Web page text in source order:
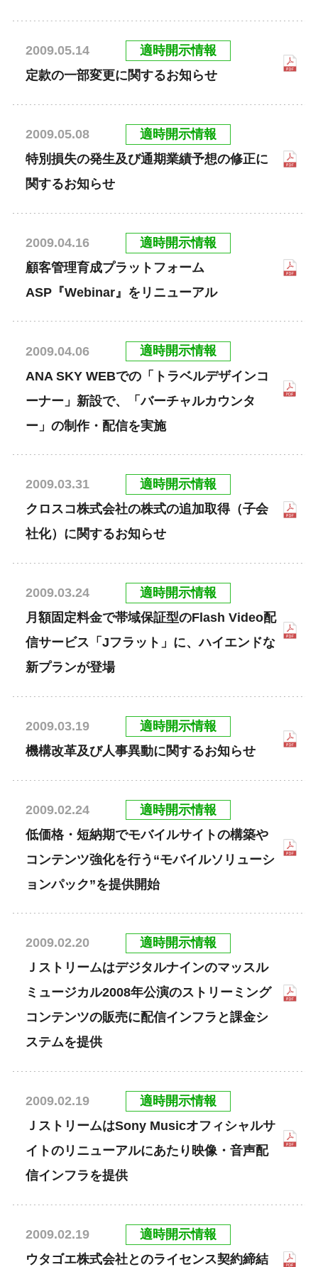
2009.05.14
適時開示情報
定款の一部変更に関するお知らせ
2009.05.08
適時開示情報
特別損失の発生及び通期業績予想の修正に
関するお知らせ
2009.04.16
適時開示情報
顧客管理育成プラットフォーム
ASP『Webinar』をリニューアル
2009.04.06
適時開示情報
ANA SKY WEBでの「トラベルデザインコ
ーナー」新設で、「バーチャルカウンタ
ー」の制作・配信を実施
2009.03.31
適時開示情報
クロスコ株式会社の株式の追加取得（子会
社化）に関するお知らせ
2009.03.24
適時開示情報
月額固定料金で帯域保証型のFlash Video配
信サービス「Jフラット」に、ハイエンドな
新プランが登場
2009.03.19
適時開示情報
機構改革及び人事異動に関するお知らせ
2009.02.24
適時開示情報
低価格・短納期でモバイルサイトの構築や
コンテンツ強化を行う“モバイルソリューシ
ョンパック”を提供開始
2009.02.20
適時開示情報
Ｊストリームはデジタルナインのマッスル
ミュージカル2008年公演のストリーミング
コンテンツの販売に配信インフラと課金シ
ステムを提供
2009.02.19
適時開示情報
ＪストリームはSony Musicオフィシャルサ
イトのリニューアルにあたり映像・音声配
信インフラを提供
2009.02.19
適時開示情報
ウタゴエ株式会社とのライセンス契約締結